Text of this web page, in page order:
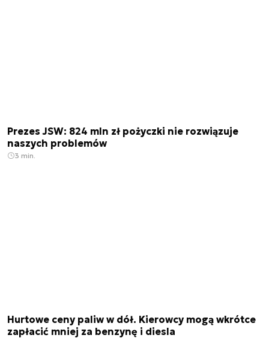
Prezes JSW: 824 mln zł pożyczki nie rozwiązuje
naszych problemów
3 min.
Hurtowe ceny paliw w dół. Kierowcy mogą wkrótce
zapłacić mniej za benzynę i diesla